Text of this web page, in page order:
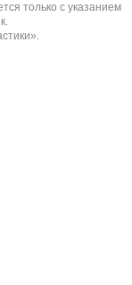
только с указанием
.